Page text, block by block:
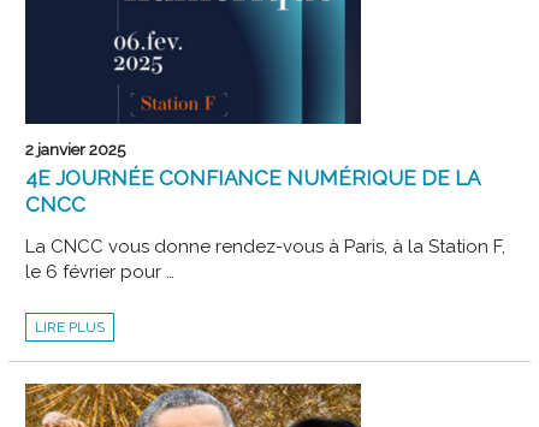
2 janvier 2025
4E JOURNÉE CONFIANCE NUMÉRIQUE DE LA
CNCC
La CNCC vous donne rendez-vous à Paris, à la Station F,
le 6 février pour …
4E
JOURNÉE
NUMÉRIQUE
LA
CNCC
LIRE PLUS